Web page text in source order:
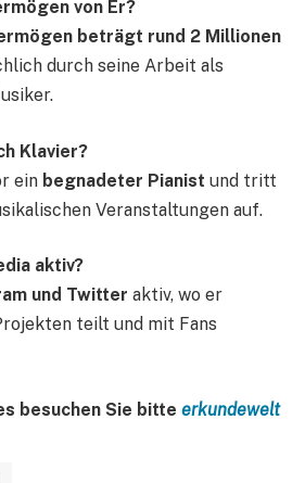
von Er?
beträgt rund 2 Millionen
durch seine Arbeit als
Klavier?
ein begnadeter Pianist und tritt
Veranstaltungen auf.
aktiv?
und Twitter aktiv, wo er
teilt und mit Fans
besuchen Sie bitte erkundewelt